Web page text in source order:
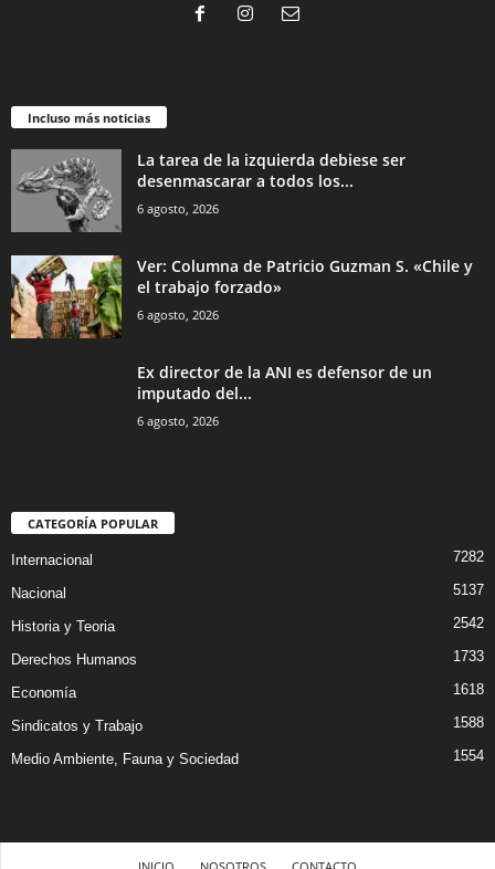
Incluso más noticias
La tarea de la izquierda debiese ser
desenmascarar a todos los...
6 agosto, 2026
Ver: Columna de Patricio Guzman S. «Chile y
el trabajo forzado»
6 agosto, 2026
Ex director de la ANI es defensor de un
imputado del...
6 agosto, 2026
CATEGORÍA POPULAR
Internacional 7282
Nacional 5137
Historia y Teoria 2542
Derechos Humanos 1733
Economía 1618
Sindicatos y Trabajo 1588
Medio Ambiente, Fauna y Sociedad 1554